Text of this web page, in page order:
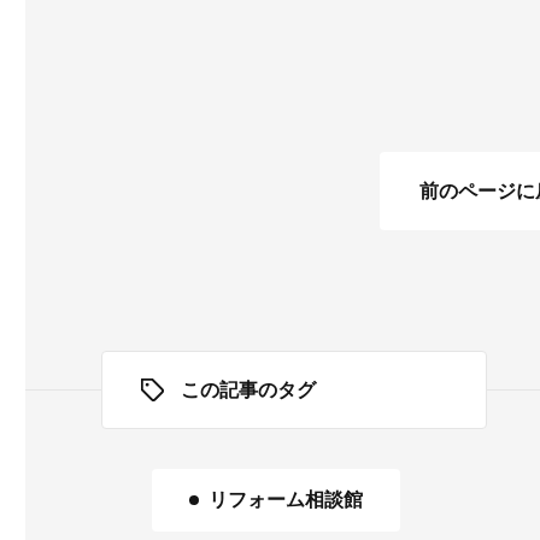
前のページに
この記事のタグ
リフォーム相談館